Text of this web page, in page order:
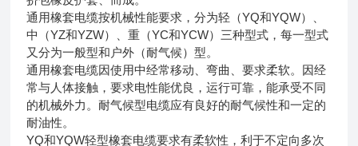
通用橡套电缆按机械性能要求，分为轻（YQ和YQW）、
中（YZ和YZW）、重（YC和YCW）三种型式，每一型式
又分为一般型和户外（耐气候）型。
通用橡套电缆因使用中经常移动、弯曲、要求柔软。因经
常与人体接触，要求电性能优良，运行可靠，能承受不同
的机械外力。耐气候型电缆应有良好的耐气候性和一定的
耐油性。
YQ和YQW轻型橡套电缆要求有柔软性，利于不定向多次